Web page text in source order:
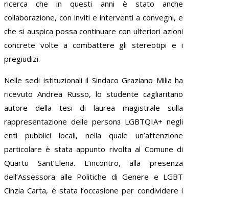
ricerca che in questi anni è stato anche
collaborazione, con inviti e interventi a convegni, e
che si auspica possa continuare con ulteriori azioni
concrete volte a combattere gli stereotipi e i
pregiudizi.
Nelle sedi istituzionali il Sindaco Graziano Milia ha
ricevuto Andrea Russo, lo studente cagliaritano
autore della tesi di laurea magistrale sulla
rappresentazione delle personɜ LGBTQIA+ negli
enti pubblici locali, nella quale un’attenzione
particolare è stata appunto rivolta al Comune di
Quartu Sant’Elena. L’incontro, alla presenza
dell’Assessora alle Politiche di Genere e LGBT
Cinzia Carta, è stata l’occasione per condividere i